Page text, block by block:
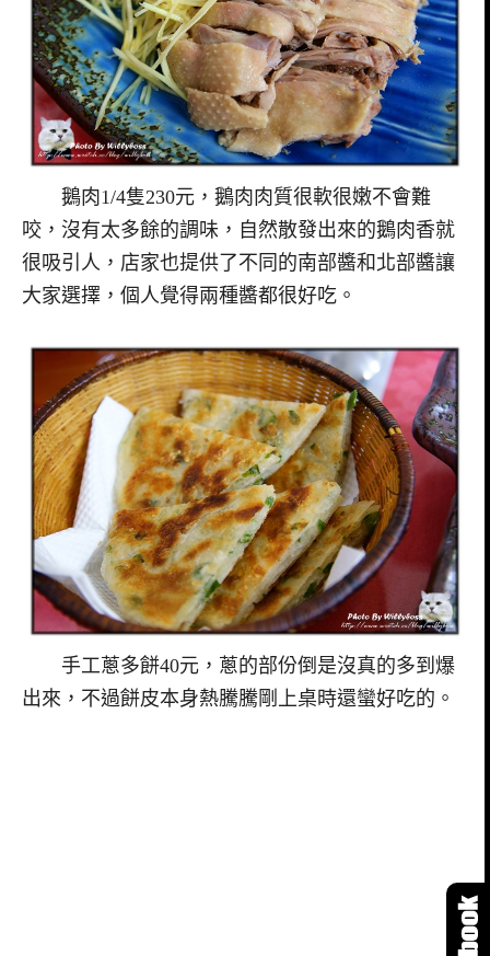
鵝肉1/4隻230元，鵝肉肉質很軟很嫩不會難
咬，沒有太多餘的調味，自然散發出來的鵝肉香就
很吸引人，店家也提供了不同的南部醬和北部醬讓
大家選擇，個人覺得兩種醬都很好吃。
手工蔥多餅40元，蔥的部份倒是沒真的多到爆
出來，不過餅皮本身熱騰騰剛上桌時還蠻好吃的。